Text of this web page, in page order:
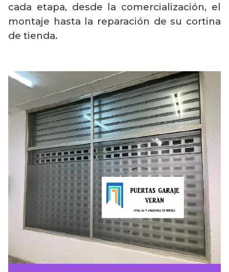
cada etapa, desde la comercialización, el
montaje hasta la reparación de su cortina
de tienda.